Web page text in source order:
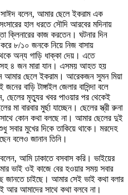
সাঈদ বলেন, আমার ছেলে ইকরাম এক
হাল ধরতে সৌদি আরবের মদিনায়
ক্লিনারের কাজ করতেন। ঘটনার দিন
৮/১০ জনকে নিয়ে নিজ বাসায়
অন্য গাড়ি ধাক্কা দেয়। এতে
৪ জন মারা যান। এসময় আহত হয়
ছেলে ইকরাম। আরেকজন সুমন মিয়া
বাড়ি টাঙ্গাইল জেলার বাসিন্দা বলে
ছেলের মৃত্যুর খবর পাওয়ার পর থেকেই
মা বারবার মুর্ছা যাচ্ছেন। ছেলের স্ত্রী রুনা
কোন কথা বলছে না। আমার ছেলের দুই
সবার মুখের দিকে তাকিয়ে থাকে। মরদেহ
বলেও জানান তিনি।
আমি ঢাকাতে বসবাস করি। ভাইয়ের
ভাই ওই কাজে বের হওয়ার সময় সবার
জানতে চাইছে। আমার সেই ভাই কথা বলার
আর আমাদের সাথে কথা বলবে না।